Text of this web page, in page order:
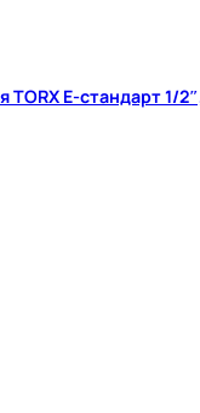
TORX Е-стандарт 1/